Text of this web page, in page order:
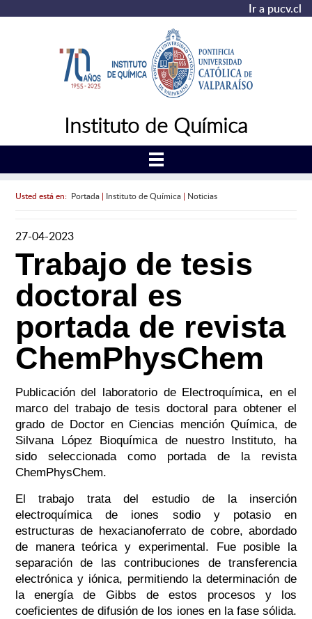
Ir a pucv.cl
Instituto de Química
Usted está en: Portada| Instituto de Química| Noticias
27-04-2023
Trabajo de tesis
doctoral es
portada de revista
ChemPhysChem
Publicación del laboratorio de Electroquímica, en el
marco del trabajo de tesis doctoral para obtener el
grado de Doctor en Ciencias mención Química, de
Silvana López Bioquímica de nuestro Instituto, ha
sido seleccionada como portada de la revista
ChemPhysChem.
El trabajo trata del estudio de la inserción
electroquímica de iones sodio y potasio en
estructuras de hexacianoferrato de cobre, abordado
de manera teórica y experimental. Fue posible la
separación de las contribuciones de transferencia
electrónica y iónica, permitiendo la determinación de
la energía de Gibbs de estos procesos y los
coeficientes de difusión de los iones en la fase sólida.